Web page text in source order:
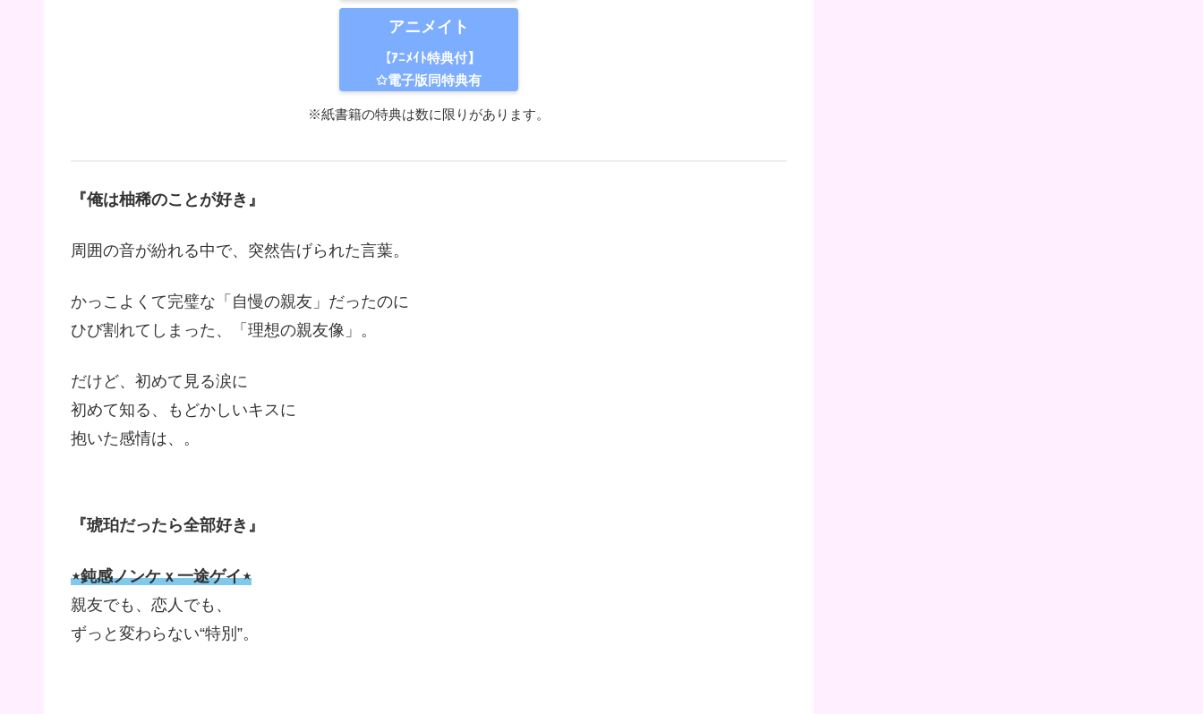
アニメイト
【ｱﾆﾒｲﾄ特典付】
✩電子版同特典有
※紙書籍の特典は数に限りがあります。
『俺は柚稀のことが好き』
周囲の音が紛れる中で、突然告げられた言葉。
かっこよくて完璧な「自慢の親友」だったのに
ひび割れてしまった、「理想の親友像」。
だけど、初めて見る涙に
初めて知る、もどかしいキスに
抱いた感情は、。
『琥珀だったら全部好き』
⋆鈍感ノンケｘ一途ゲイ⋆
親友でも、恋人でも、
ずっと変わらない“特別”。